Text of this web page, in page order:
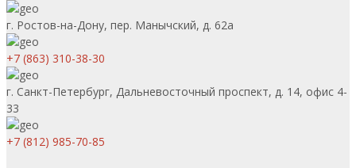
г. Ростов-на-Дону, пер. Манычский, д. 62а
+7 (863) 310-38-30
г. Санкт-Петербург, Дальневосточный проспект, д. 14, офис 4-
33
+7 (812) 985-70-85